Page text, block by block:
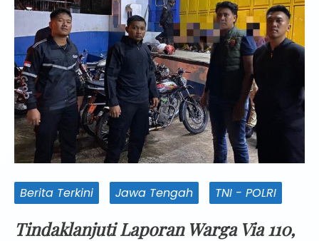
Berita Terkini Jawa Tengah TNI - POLRI
Tindaklanjuti Laporan Warga Via 110,